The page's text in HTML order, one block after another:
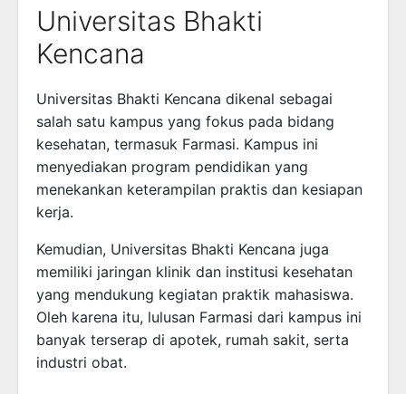
Universitas Bhakti
Kencana
Universitas Bhakti Kencana dikenal sebagai
salah satu kampus yang fokus pada bidang
kesehatan, termasuk Farmasi. Kampus ini
menyediakan program pendidikan yang
menekankan keterampilan praktis dan kesiapan
kerja.
Kemudian, Universitas Bhakti Kencana juga
memiliki jaringan klinik dan institusi kesehatan
yang mendukung kegiatan praktik mahasiswa.
Oleh karena itu, lulusan Farmasi dari kampus ini
banyak terserap di apotek, rumah sakit, serta
industri obat.